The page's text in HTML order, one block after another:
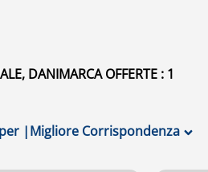
DANIMARCA OFFERTE : 1
|Migliore Corrispondenza